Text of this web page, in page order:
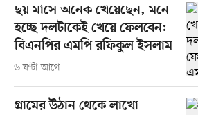
ছয় মাসে অনেক খেয়েছেন, মনে
হচ্ছে দলটাকেই খেয়ে ফেলবেন:
বিএনপির এমপি রফিকুল ইসলাম
৬ ঘণ্টা আগে
গ্রামের উঠান থেকে লাখো